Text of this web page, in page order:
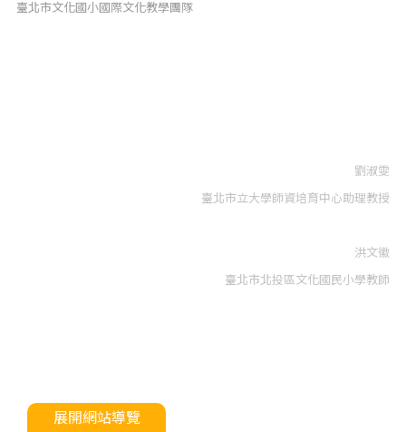
臺北市文化國小國際文化教學團隊
劉淑雯
臺北市立大學師資培育中心助理教授
洪文徽
臺北市北投區文化國民小學教師
展開網站導覽